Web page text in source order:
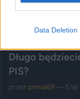
Data Deletion
0 0
Długo
PIS?
przez primal69 — 5 lat